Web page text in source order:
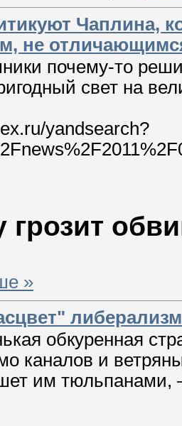
Чаплина,
не
почему-то
свет на
yandsearch?
грозит
»
обкуренная
каналов и
им тюльпанами,